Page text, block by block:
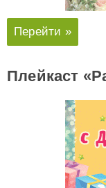
Перейти »
Плейкаст